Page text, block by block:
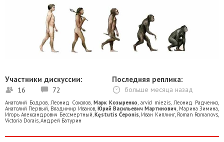
Участники дискуссии:
16 72
Последняя реплика:
больше месяца назад
Анатолий Бодров, Леонид Соколов, Марк Козыренко, arvid miezis, Леонид Радченко,
Анатолий Первый, Владимир Иванов, Юрий Васильевич Мартинович, Марина Зимина,
Игорь Александрович Бессмертный,Kęstutis Čeponis, Иван Киплинг, Roman Romanovs,
Victoria Dorais,Андрей Батурин